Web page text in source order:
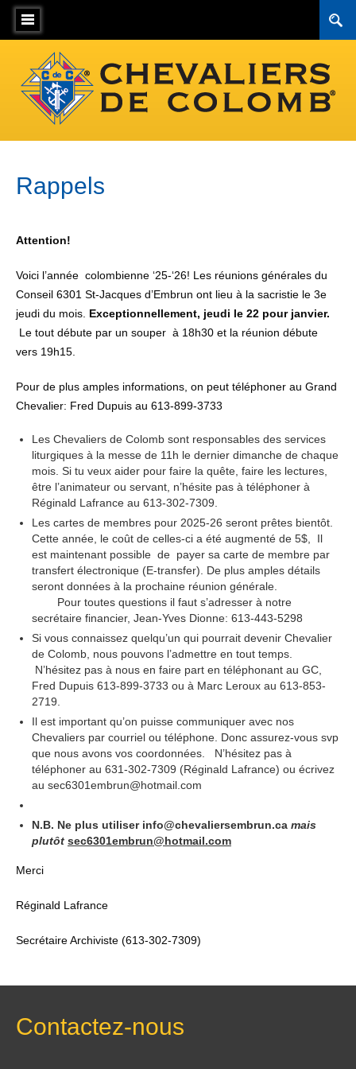
Rappels
Attention!
Voici l’année colombienne ‘25-‘26! Les réunions générales du
Conseil 6301 St-Jacques d’Embrun ont lieu à la sacristie le 3e
jeudi du mois. Exceptionnellement, jeudi le 22 pour janvier.
Le tout débute par un souper à 18h30 et la réunion débute
vers 19h15.
Pour de plus amples informations, on peut téléphoner au Grand
Chevalier: Fred Dupuis au 613-899-3733
Les Chevaliers de Colomb sont responsables des services
liturgiques à la messe de 11h le dernier dimanche de chaque
mois. Si tu veux aider pour faire la quête, faire les lectures,
être l’animateur ou servant, n’hésite pas à téléphoner à
Réginald Lafrance au 613-302-7309.
Les cartes de membres pour 2025-26 seront prêtes bientôt.
Cette année, le coût de celles-ci a été augmenté de 5$, Il
est maintenant possible de payer sa carte de membre par
transfert électronique (E-transfer). De plus amples détails
seront données à la prochaine réunion générale.
Pour toutes questions il faut s’adresser à notre
secrétaire financier, Jean-Yves Dionne: 613-443-5298
Si vous connaissez quelqu’un qui pourrait devenir Chevalier
de Colomb, nous pouvons l’admettre en tout temps.
N’hésitez pas à nous en faire part en téléphonant au GC,
Fred Dupuis 613-899-3733 ou à Marc Leroux au 613-853-
2719.
Il est important qu’on puisse communiquer avec nos
Chevaliers par courriel ou téléphone. Donc assurez-vous svp
que nous avons vos coordonnées. N’hésitez pas à
téléphoner au 631-302-7309 (Réginald Lafrance) ou écrivez
au sec6301embrun@hotmail.com
N.B. Ne plus utiliser info@chevaliersembrun.ca mais
plutôt sec6301embrun@hotmail.com
Merci
Réginald Lafrance
Secrétaire Archiviste (613-302-7309)
Contactez-nous